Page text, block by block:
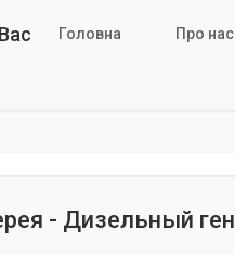
Головна Про нас
- Дизельный